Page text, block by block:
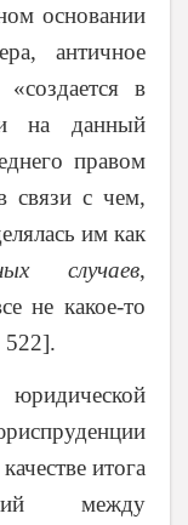
основании
античное
в
на данный
правом
связи с чем,
им как
случаев,
не какое-то
522].
итога
между